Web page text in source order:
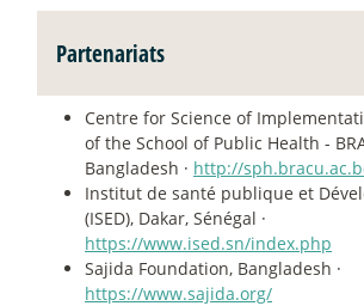
Partenariats
Centre for Science of
of the School of Public Health -
Bangladesh · http://
Institut de santé publique et
(ISED), Dakar, Sénégal ·
https://www.ised.sn/index.php
Sajida Foundation, Bangladesh ·
https://www.sajida.org/